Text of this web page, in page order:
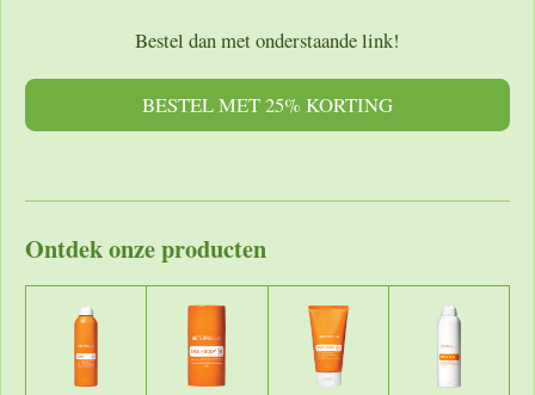
Bestel dan met onderstaande link!
BESTEL MET 25% KORTING
Ontdek onze producten